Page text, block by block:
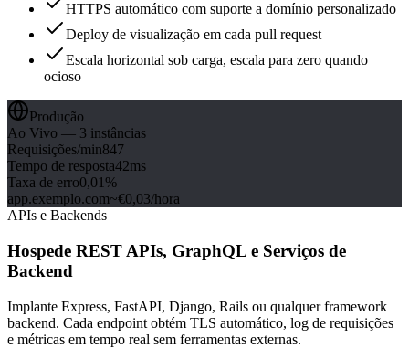
HTTPS automático com suporte a domínio personalizado
Deploy de visualização em cada pull request
Escala horizontal sob carga, escala para zero quando
ocioso
Produção
Ao Vivo — 3 instâncias
Requisições/min847
Tempo de resposta42ms
Taxa de erro0,01%
app.exemplo.com~€0,03/hora
APIs e Backends
Hospede REST APIs, GraphQL e Serviços de
Backend
Implante Express, FastAPI, Django, Rails ou qualquer framework
backend. Cada endpoint obtém TLS automático, log de requisições
e métricas em tempo real sem ferramentas externas.